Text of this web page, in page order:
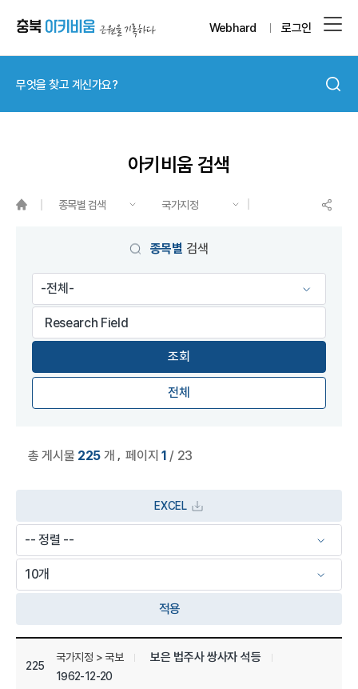
Webhard 로그인
아키비움 검색
종목별 검색 국가지정
종목별 검색
전체
총 게시물 225 개 ,페이지 1 / 23
EXCEL
적용
상세정보 관리목록
225
국가지정 > 국보 보은 법주사 쌍사자 석등
1962-12-20